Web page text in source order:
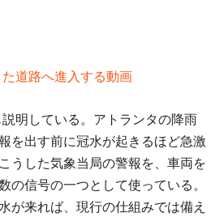
道路へ進入する動画
明している。アトランタの降雨
を出す前に冠水が起きるほど急激
うした気象当局の警報を、車両を
の信号の一つとして使っている。
が来れば、現行の仕組みでは備え